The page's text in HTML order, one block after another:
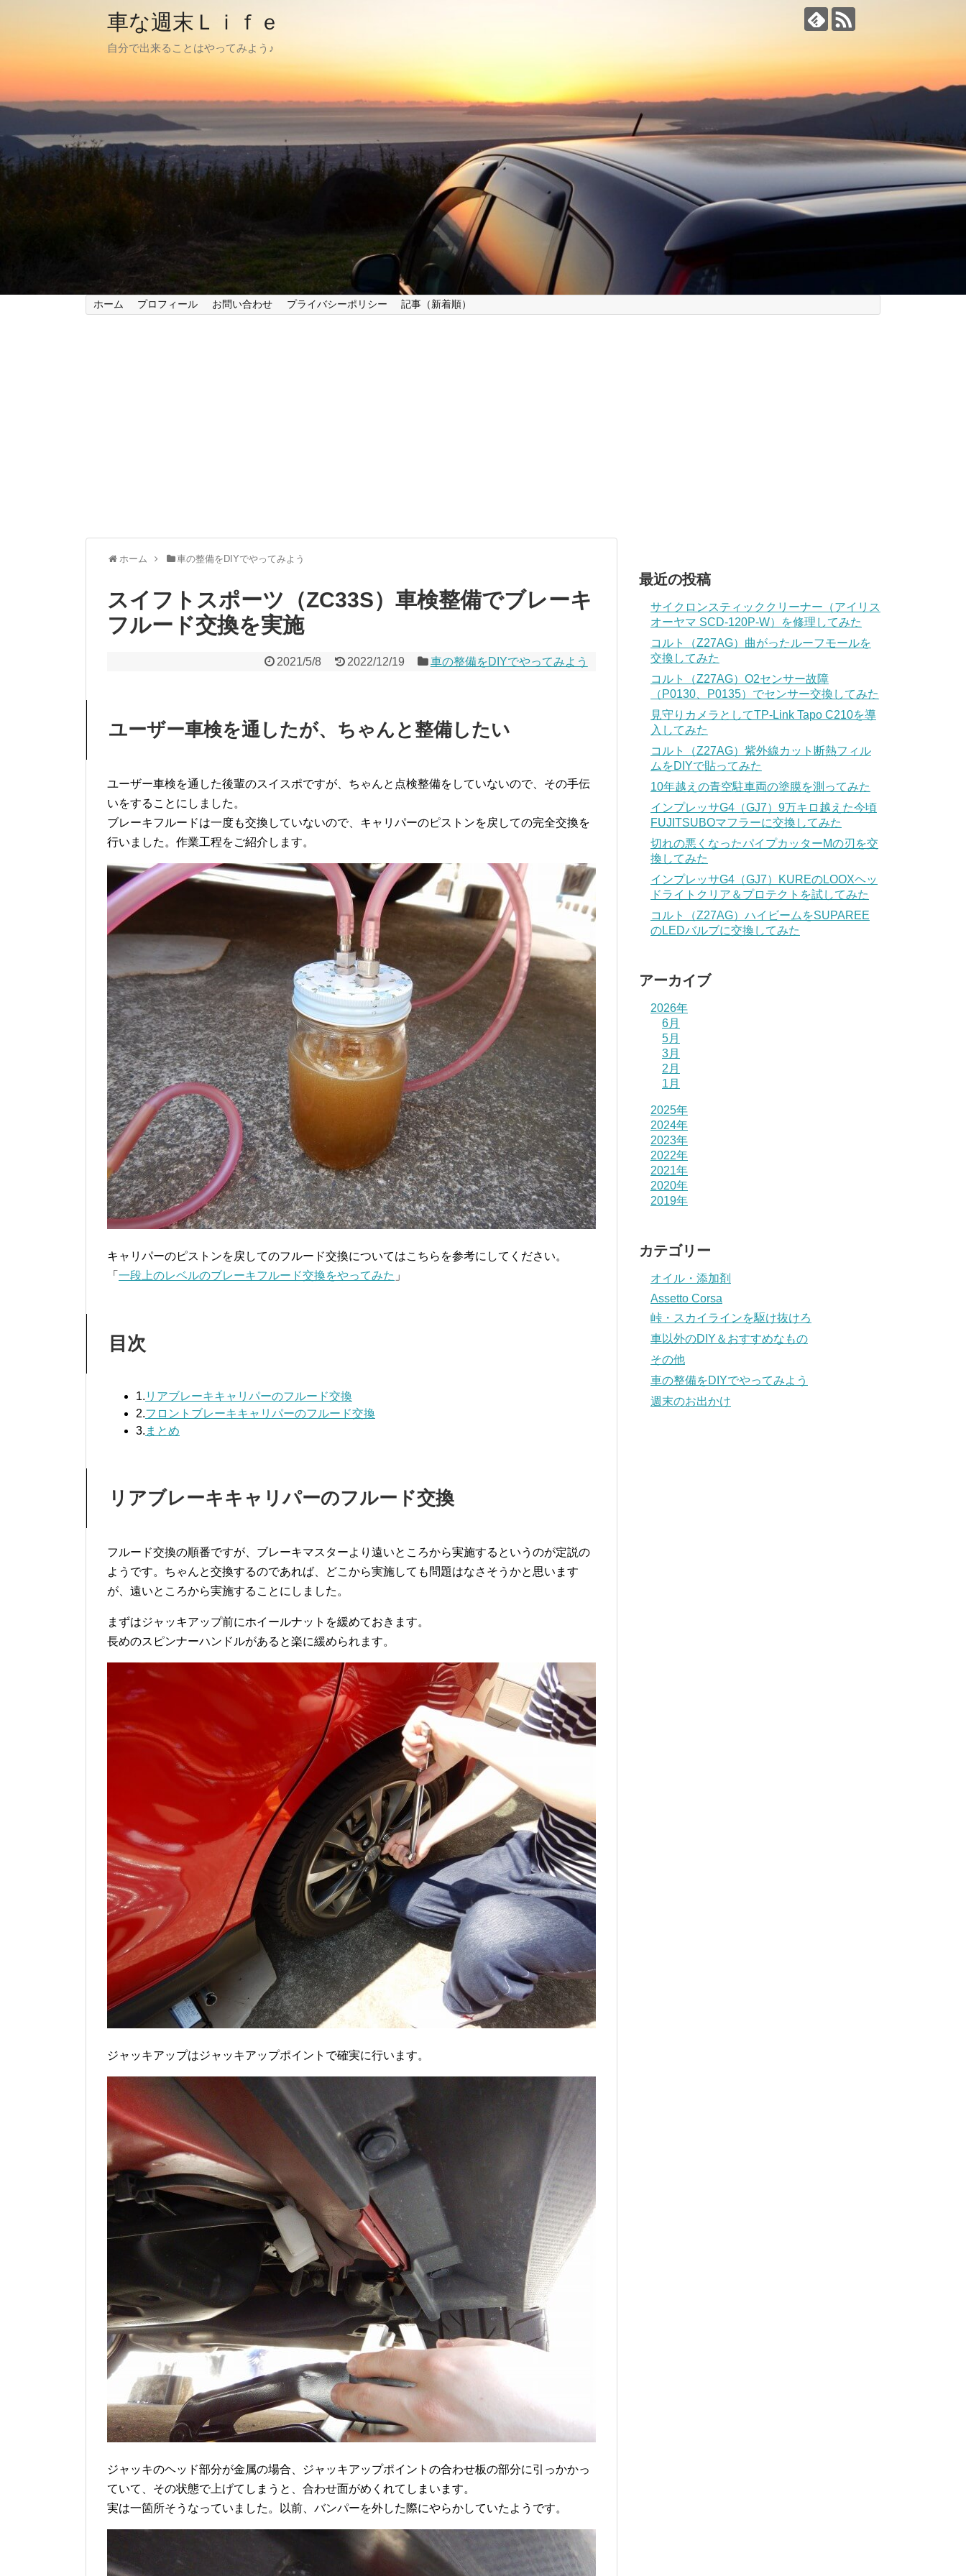
車な週末Ｌｉｆｅ
自分で出来ることはやってみよう♪
ホーム プロフィール お問い合わせ プライバシーポリシー 記事（新着順）
ホーム 車の整備をDIYでやってみよう
スイフトスポーツ（ZC33S）車検整備でブレーキ
フルード交換を実施
2021/5/8 2022/12/19 車の整備をDIYでやってみよう
ユーザー車検を通したが、ちゃんと整備したい
ユーザー車検を通した後輩のスイスポですが、ちゃんと点検整備をしていないので、その手伝
いをすることにしました。
ブレーキフルードは一度も交換していないので、キャリパーのピストンを戻しての完全交換を
行いました。作業工程をご紹介します。
キャリパーのピストンを戻してのフルード交換についてはこちらを参考にしてください。
「 一段上のレベルのブレーキフルード交換をやってみた 」
目次
1. リアブレーキキャリパーのフルード交換
2.フロントブレーキキャリパーのフルード交換
3. まとめ
リアブレーキキャリパーのフルード交換
フルード交換の順番ですが、ブレーキマスターより遠いところから実施するというのが定説の
ようです。ちゃんと交換するのであれば、どこから実施しても問題はなさそうかと思います
が、遠いところから実施することにしました。
まずはジャッキアップ前にホイールナットを緩めておきます。
長めのスピンナーハンドルがあると楽に緩められます。
ジャッキアップはジャッキアップポイントで確実に行います。
ジャッキのヘッド部分が金属の場合、ジャッキアップポイントの合わせ板の部分に引っかかっ
ていて、その状態で上げてしまうと、合わせ面がめくれてしまいます。
実は一箇所そうなっていました。以前、バンパーを外した際にやらかしていたようです。
最近の投稿
サイクロンスティッククリーナー（アイリス
オーヤマ SCD-120P-W）を修理してみた
コルト（Z27AG）曲がったルーフモールを
交換してみた
コルト（Z27AG）O2センサー故障
（P0130、P0135）でセンサー交換してみた
見守りカメラとしてTP-Link Tapo C210を導
入してみた
コルト（Z27AG）紫外線カット断熱フィル
ムをDIYで貼ってみた
10年越えの青空駐車両の塗膜を測ってみた
インプレッサG4（GJ7）9万キロ越えた今頃
FUJITSUBOマフラーに交換してみた
切れの悪くなったパイプカッターMの刃を交
換してみた
インプレッサG4（GJ7）KUREのLOOXヘッ
ドライトクリア＆プロテクトを試してみた
コルト（Z27AG）ハイビームをSUPAREE
のLEDバルブに交換してみた
アーカイブ
2026年
6月
5月
3月
2月
1月
2025年
2024年
2023年
2022年
2021年
2020年
2019年
カテゴリー
オイル・添加剤
Assetto Corsa
峠・スカイラインを駆け抜けろ
車以外のDIY＆おすすめなもの
その他
車の整備をDIYでやってみよう
週末のお出かけ